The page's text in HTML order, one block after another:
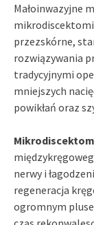
Małoinwazyjne
przezskórne,
rozwiązywania
tradycyjnymi
mniejszych
powikłań oraz
nerwy i
regeneracja
ogromnym